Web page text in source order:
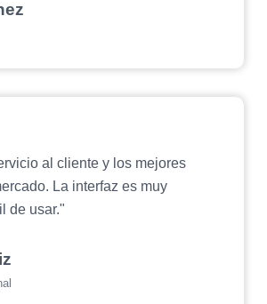
al cliente y los mejores
La interfaz es muy
de usar."